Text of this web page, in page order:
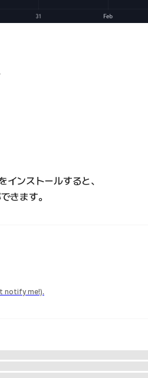
ンストールすると、
きます。
notify me!).